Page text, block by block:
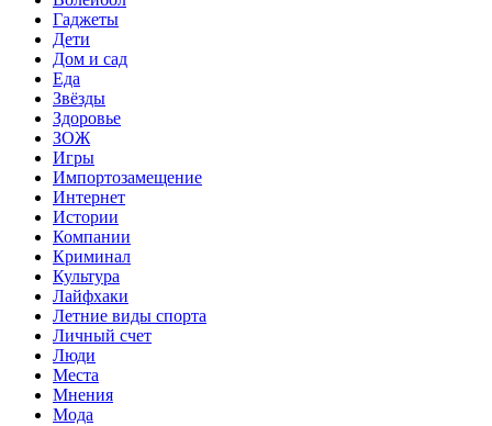
Гаджеты
Дети
Дом и сад
Еда
Звёзды
Здоровье
ЗОЖ
Игры
Импортозамещение
Интернет
Истории
Компании
Криминал
Культура
Лайфхаки
Летние виды спорта
Личный счет
Люди
Места
Мнения
Мода